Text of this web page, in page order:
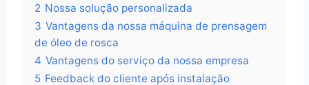
2 Nossa solução personalizada
3 Vantagens da nossa máquina de prensagem
de óleo de rosca
4 Vantagens do serviço da nossa empresa
5 Feedback do cliente após instalação